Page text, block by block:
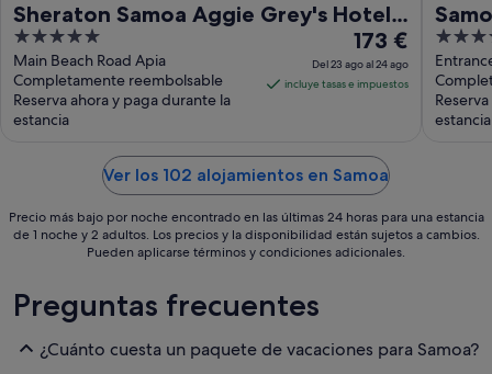
Sheraton Samoa Aggie Grey's Hotel
& Bungalows
5
out
of
5
Main Beach Road Apia
Completamente reembolsable
Reserva ahora y paga durante la
estancia
El
precio
es
por
noche
del
23
ago
173 €
Del 23 ago al 24 ago
incluye tasas e impuestos
5
out
of
5
estancia
Ver los 102 alojamientos en Samoa
Precio más bajo por noche encontrado en las últimas 24 horas para una estancia
de 1 noche y 2 adultos. Los precios y la disponibilidad están sujetos a cambios.
Pueden aplicarse términos y condiciones adicionales.
Preguntas frecuentes
¿Cuánto cuesta un paquete de vacaciones para Samoa?